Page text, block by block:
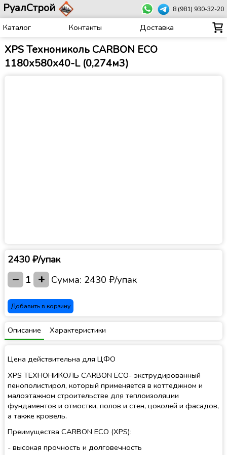
РуалСтрой 8 (981) 930-32-20
Каталог Контакты Доставка
XPS Технониколь CARBON ECO
1180х580х40-L (0,274м3)
2430 ₽/упак
− 1 + Сумма: 2430 ₽/упак
Добавить в корзину
Описание Характеристики
Цена действительна для ЦФО
XPS ТЕХНОНИКОЛЬ CARBON ECO- экструдированный
пенополистирол, который применяется в коттеджном и
малоэтажном строительстве для теплоизоляции
фундаментов и отмостки, полов и стен, цоколей и фасадов,
а также кровель.
Преимущества CARBON ECO (XPS):
- высокая прочность и долговечность